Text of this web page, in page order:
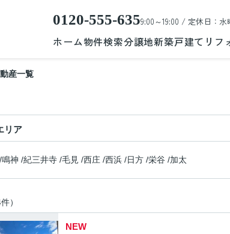
0120-555-6359:00～19:00 / 定休日：水
ホーム物件検索分譲地新築戸建て リフ
産一覧
リア
/鳴神 /紀三井寺 /毛見 /西庄 /西浜 /日方 /栄谷 /加太
）
NEW